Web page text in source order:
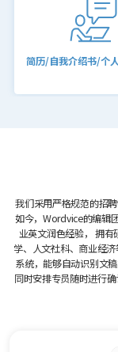
简历/自我介绍书/个
我们采用严格规范的招
如今，Wordvice的编辑
业英文润色经验， 拥有
学、人文社科、商业经济
系统，能够自动识别文
同时安排专员随时进行确